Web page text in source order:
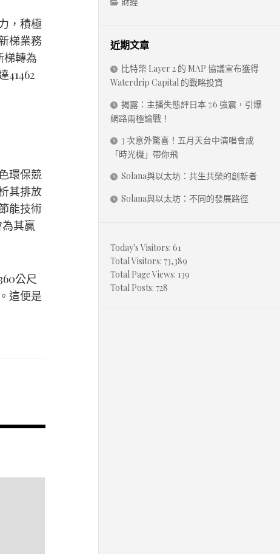
，積極
梯業務
梯轉為
41462
環保競
其排放
能技術
其贏
公尺
這便是
近期文章
比特幣 Layer 2 的 MAP 協議宣布獲得
Waterdrip Capital 的戰略投資
揭露：主播失態評日本 7.6 強震，引爆
網路兩極論戰！
3 次意外驚喜！五月天台中演唱會成
「時光機」帶你飛
Solana與以太坊：共生共榮的創新者
Solana與以太坊：不同的發展路徑
Today's Visitors: 61
Total Visitors: 73,389
Total Page Views: 139
Total Posts: 728